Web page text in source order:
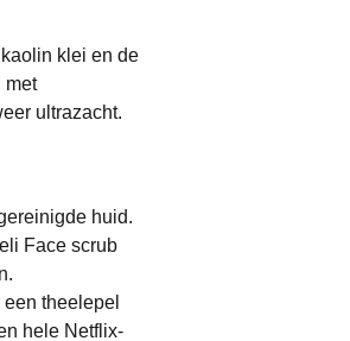
klei en de
met
ultrazacht.
huid.
Face scrub
theelepel
hele Netflix-